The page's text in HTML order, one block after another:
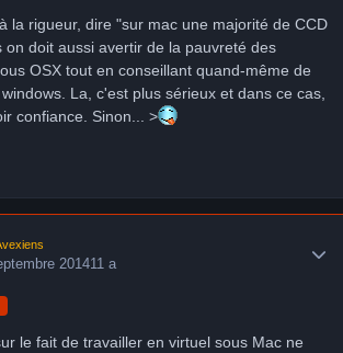
la rigueur, dire "sur mac une majorité de CCD
on doit aussi avertir de la pauvreté des
OSX tout en conseillant quand-même de
La, c'est plus sérieux et dans ce cas,
confiance. Sinon... >
201411 a
le fait de travailler en virtuel sous Mac ne